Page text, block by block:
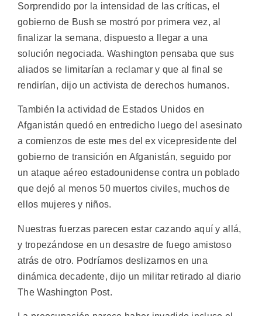
Sorprendido por la intensidad de las críticas, el
gobierno de Bush se mostró por primera vez, al
finalizar la semana, dispuesto a llegar a una
solución negociada. Washington pensaba que sus
aliados se limitarían a reclamar y que al final se
rendirían, dijo un activista de derechos humanos.
También la actividad de Estados Unidos en
Afganistán quedó en entredicho luego del asesinato
a comienzos de este mes del ex vicepresidente del
gobierno de transición en Afganistán, seguido por
un ataque aéreo estadounidense contra un poblado
que dejó al menos 50 muertos civiles, muchos de
ellos mujeres y niños.
Nuestras fuerzas parecen estar cazando aquí y allá,
y tropezándose en un desastre de fuego amistoso
atrás de otro. Podríamos deslizarnos en una
dinámica decadente, dijo un militar retirado al diario
The Washington Post.